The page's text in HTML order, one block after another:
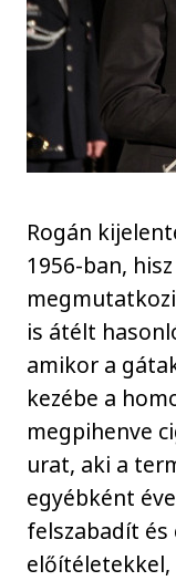
Rogán
1956-ban,
is átélt
amikor a
kezébe a
megpihenve
urat, aki a
egyébként
felszabadít
előítéletekkel,